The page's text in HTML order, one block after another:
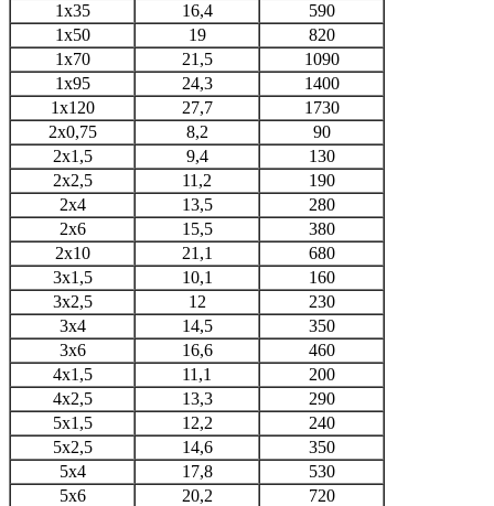
1х35
16,4
590
1х50
19
820
1х70
21,5
1090
1х95
24,3
1400
1х120
27,7
1730
2х0,75
8,2
90
2х1,5
9,4
130
2х2,5
11,2
190
2х4
13,5
280
2х6
15,5
380
2х10
21,1
680
3х1,5
10,1
160
3х2,5
12
230
3х4
14,5
350
3х6
16,6
460
4х1,5
11,1
200
4х2,5
13,3
290
5х1,5
12,2
240
5х2,5
14,6
350
5х4
17,8
530
5х6
20,2
720